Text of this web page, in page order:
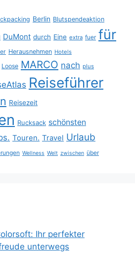
Berlin Blutspendeaktion
DuMont durch Eine extra fuer für
Herausnehmen Hotels
Loose MARCO nach plus
Reiseführer
Reisezeit
Rucksack schönsten
Touren. Travel Urlaub
Wellness Welt zwischen über
Ihr perfekter
unterwegs